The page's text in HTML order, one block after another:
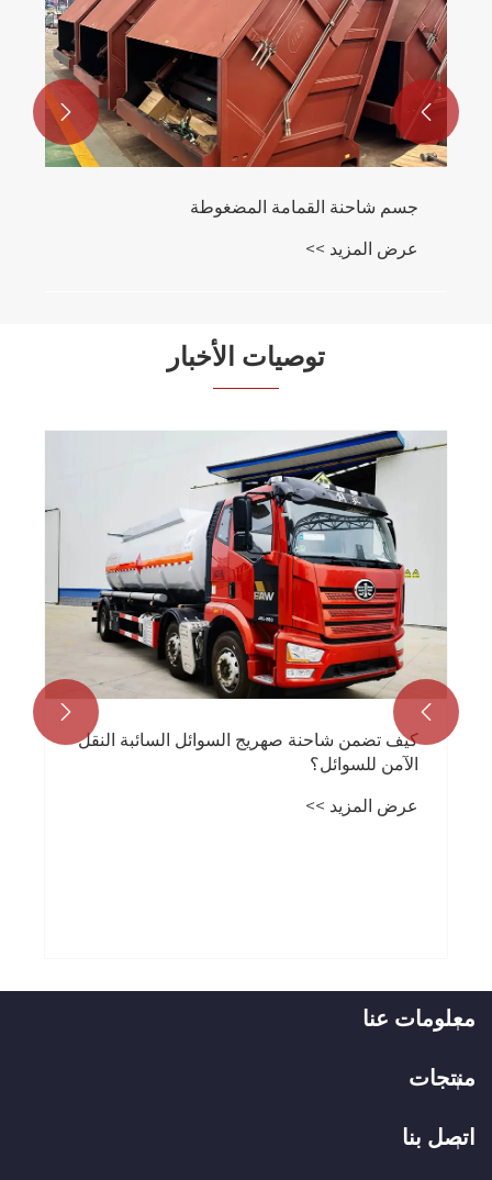
عرض المزيد >>


توصيات الأخبار
ملاحظات لشاحنة مبردة.
عرض المزيد >>


معلومات عنا
منتجات
اتصل بنا